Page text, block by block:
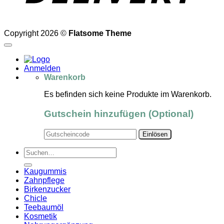
Copyright 2026 © Flatsome Theme
Anmelden
Warenkorb
Es befinden sich keine Produkte im Warenkorb.
Gutschein hinzufügen (Optional)
Suchen
nach:
Kaugummis
Zahnpflege
Birkenzucker
Chicle
Teebaumöl
Kosmetik